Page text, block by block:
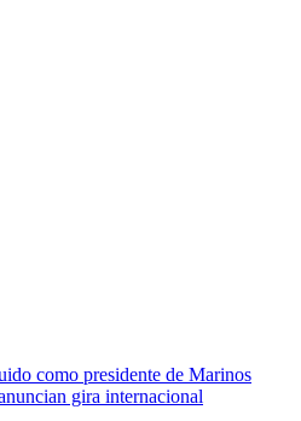
como presidente de Marinos
gira internacional